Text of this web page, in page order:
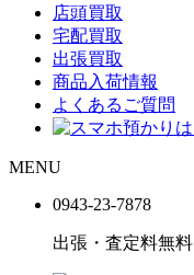
店頭買取
宅配買取
出張買取
商品入荷情報
よくあるご質問
MENU
0943-23-7878
出張・査定料無料